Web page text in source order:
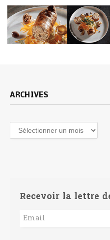
ARCHIVES
Archives
Recevoir la lettre